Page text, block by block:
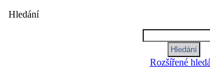
Hledání
Rozšířené